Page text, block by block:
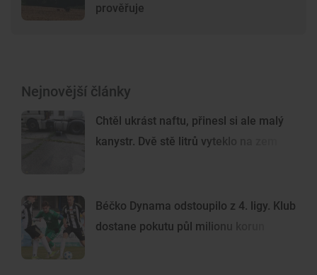
prověřuje
Nejnovější články
Chtěl ukrást naftu, přinesl si ale malý
kanystr. Dvě stě litrů vyteklo na zem
Béčko Dynama odstoupilo z 4. ligy. Klub
dostane pokutu půl milionu korun